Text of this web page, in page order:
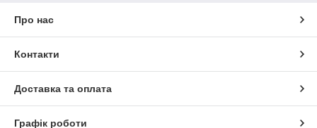
Про нас
Контакти
Доставка та оплата
Графік роботи